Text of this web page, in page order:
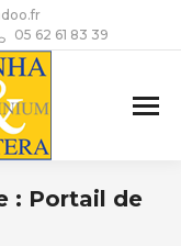
05 62 61 83 39
: Portail de